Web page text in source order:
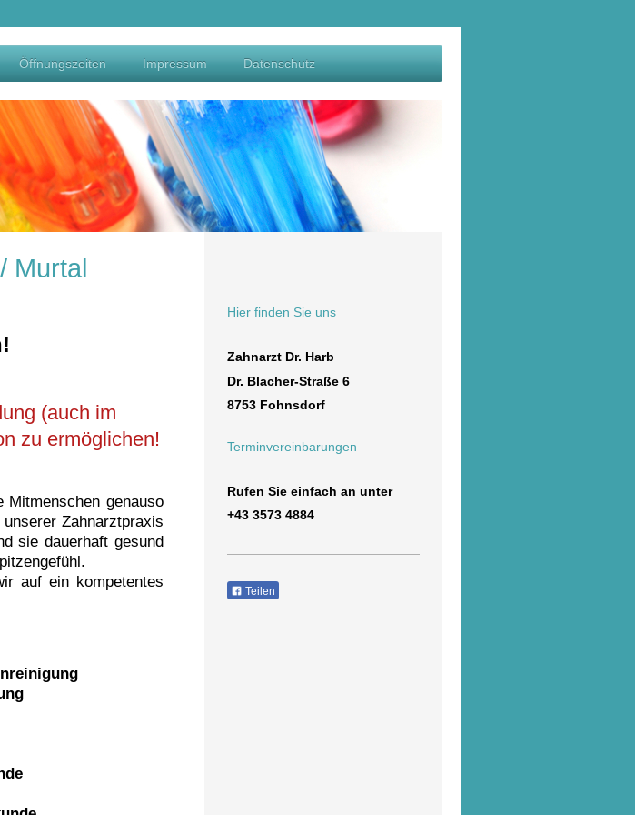
Öffnungszeiten Impressum Datenschutz
Murtal
(auch im
zu ermöglichen!
genauso
Zahnarztpraxis
sie dauerhaft gesund
auf ein kompetentes
Hier finden Sie uns
Zahnarzt Dr. Harb
Dr. Blacher-Straße 6
8753 Fohnsdorf
Terminvereinbarungen
Rufen Sie einfach an unter
+43 3573 4884
Teilen